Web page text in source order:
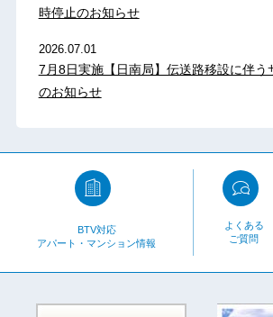
時停止のお知らせ
2026.07.01
7月8日実施【日南局】伝送路移設に伴う
のお知らせ
BTV対応
アパート・マンション情報
よくある
ご質問